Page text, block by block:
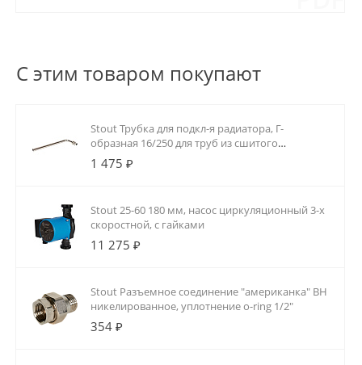
С этим товаром покупают
Stout Трубка для подкл-я радиатора, Г-
образная 16/250 для труб из сшитого
полиэтилена аксиальный
1 475 ₽
Stout 25-60 180 мм, насос циркуляционный 3-х
скоростной, с гайками
11 275 ₽
Stout Разъемное соединение "американка" ВН
никелированное, уплотнение o-ring 1/2"
354 ₽